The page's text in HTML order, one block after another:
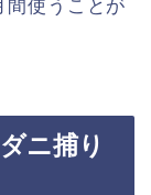
間使うことが
ニ捕り